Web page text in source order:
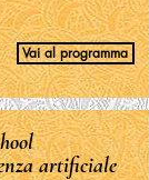
Vai al programma
artificiale